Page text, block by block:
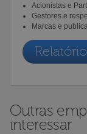
Acionistas e
Gestores e
Marcas e
Outras
interessar